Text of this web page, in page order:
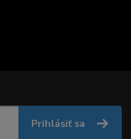
Prihlásiť sa